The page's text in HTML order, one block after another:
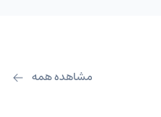
مشاهده همه